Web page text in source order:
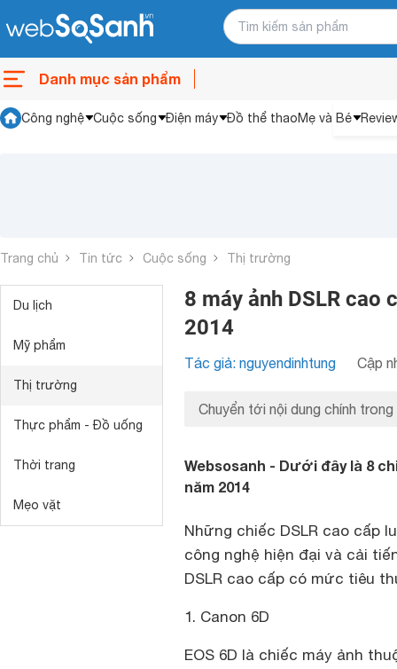
Danh mục sản phẩm
Công nghệ Cuộc sống Điện máy Đồ thể thaoMẹ và Bé
Trang chủ Tin tức Cuộc sống Thị trường
Du lịch
Mỹ phẩm
Thị trường
Thực phẩm - Đồ uống
Thời trang
Mẹo vặt
8 máy ảnh DSLR cao
2014
Tác giả: nguyendinhtung Cập
Chuyển tới nội dung chính trong
Websosanh - Dưới đây là 8
năm 2014
Những chiếc DSLR cao cấp
công nghệ hiện đại và cải
DSLR cao cấp có mức tiêu
1. Canon 6D
EOS 6D là chiếc máy ảnh